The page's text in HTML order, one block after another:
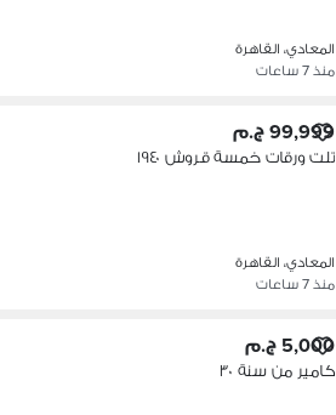
المعادي، القاهرة
منذ 7 ساعات
99,999 ج.م
تلت ورقات خمسة قروش ١٩٤٠
المعادي، القاهرة
منذ 7 ساعات
5,000 ج.م
كامير من سنة ٣٠